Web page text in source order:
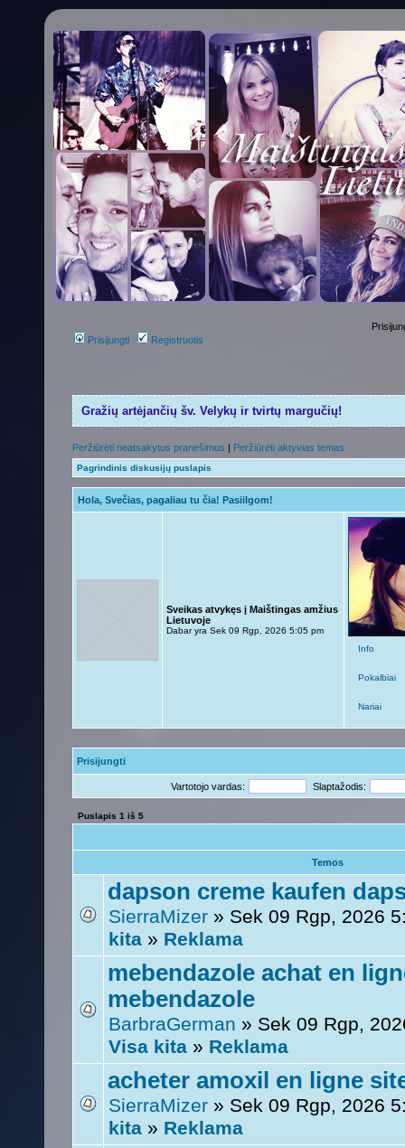
Prisijungti Registruotis
Gražių artėjančių šv. Velykų ir tvirtų margučių!
Peržiūrėti neatsakytus pranešimus | Peržiūrėti aktyvias temas
Pagrindinis diskusijų puslapis
Hola, Svečias, pagaliau tu čia! Pasiilgom!
Sveikas atvykęs į Maištingas amžius
Lietuvoje
Dabar yra Sek 09 Rgp, 2026 5:05 pm
Info
Pokalbiai
Nariai
Prisijungti
Vartotojo vardas: Slaptažodis:
Puslapis 1 iš 5
Temos
dapson creme kaufen
SierraMizer » Sek 09 Rgp, 2026
kita » Reklama
mebendazole achat en
mebendazole
BarbraGerman » Sek 09 Rgp,
Visa kita » Reklama
acheter amoxil en ligne
SierraMizer » Sek 09 Rgp, 2026
kita » Reklama